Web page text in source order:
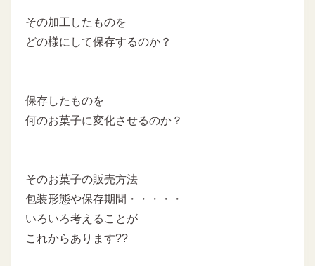
その加工したものを
どの様にして保存するのか？
保存したものを
何のお菓子に変化させるのか？
そのお菓子の販売方法
包装形態や保存期間・・・・・
いろいろ考えることが
これからあります??